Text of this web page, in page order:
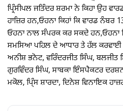
ਪ੍ਰਿੰਸੀਪਲ ਜਤਿੰਦਰ ਸ਼ਰਮਾ ਨੇ ਕਿਹਾ ਉਹ
ਹਾਜ਼ਿਰ ਹਨ,ਓਹਨਾ ਕਿਹਾਂ ਕਿ ਵਾਰਡ ਨੰਬਰ
ਓਹਨਾ ਨਾਲ ਸੰਪਰਕ ਕਰ ਸਕਦੇ ਹਨ,ਓਹਨਾ
ਸਮਸਿਆ ਪਹਿਲ ਦੇ ਆਧਾਰ ਤੇ ਹੱਲ
ਅਨੀਸ਼ ਭਨੋਟ, ਵਰਿੰਦਰਜੀਤ ਸਿੰਘ, ਬਲਜੀਤ
ਗੁਰਵਿੰਦਰ ਸਿੰਘ, ਸਾਬਕਾ ਇੰਸਪੈਕਟਰ
ਮਕੋਲ, ਪਿ੍ੰਸ ਸ਼ਾਰਦਾ, ਦਿਨੇਸ਼ ਵਿਨਾਇਕ